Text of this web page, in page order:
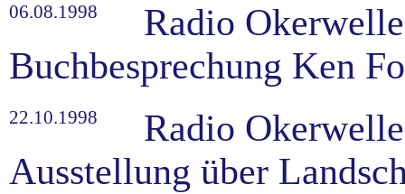
06.08.1998
Radio
Buchbesprechung Ken
22.10.1998
Radio
Ausstellung über